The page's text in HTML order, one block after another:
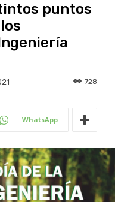
puntos
728
WhatsApp